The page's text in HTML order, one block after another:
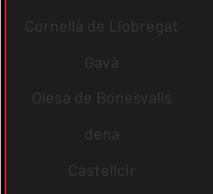
Cornellà de Llobregat
Gavà
Olesa de Bonesvalls
dena
Castellcir